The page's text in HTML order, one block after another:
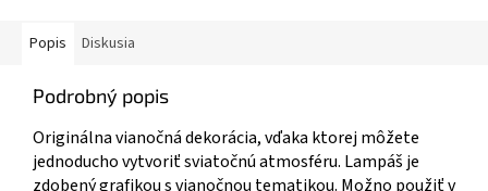
Popis Diskusia
Podrobný popis
Originálna vianočná dekorácia, vďaka ktorej môžete
jednoducho vytvoriť sviatočnú atmosféru. Lampáš je
zdobený grafikou s vianočnou tematikou. Možno použiť v